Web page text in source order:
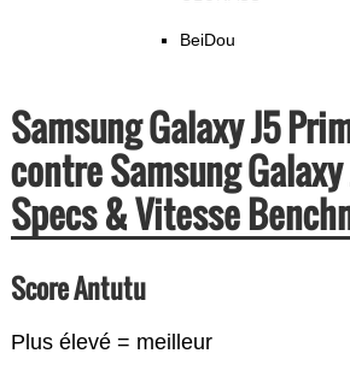
BeiDou
Samsung Galaxy J5
contre Samsung
Specs & Vitesse
Score Antutu
Plus élevé = meilleur